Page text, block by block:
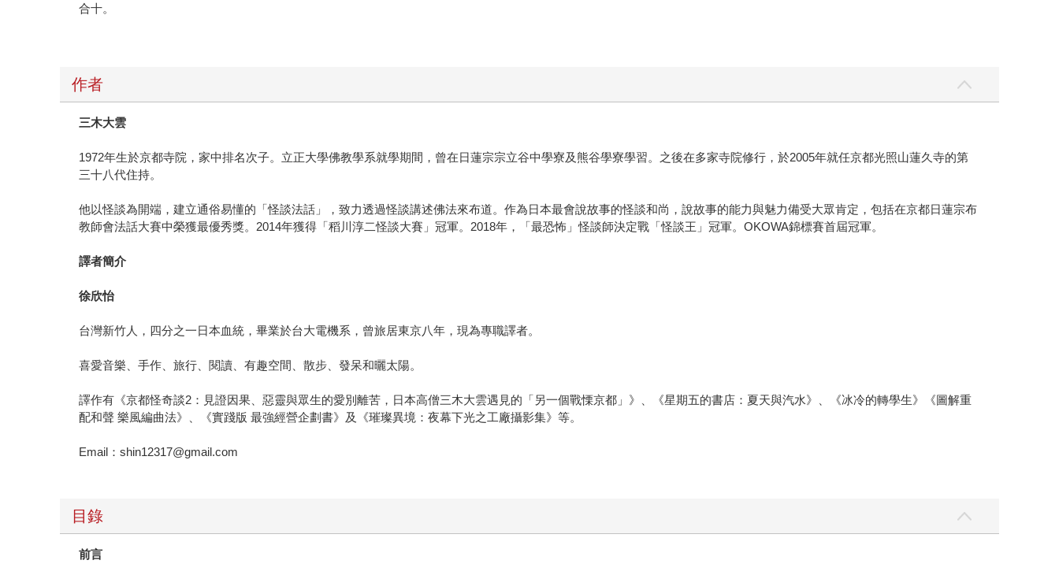
合十。
作者
三木大雲
1972年生於京都寺院，家中排名次子。立正大學佛教學系就學期間，曾在日蓮宗宗立谷中學寮及熊谷學寮學習。之後在多家寺院修行，於2005年就任京都光照山蓮久寺的第
三十八代住持。
他以怪談為開端，建立通俗易懂的「怪談法話」，致力透過怪談講述佛法來布道。作為日本最會說故事的怪談和尚，說故事的能力與魅力備受大眾肯定，包括在京都日蓮宗布
教師會法話大賽中榮獲最優秀獎。2014年獲得「稻川淳二怪談大賽」冠軍。2018年，「最恐怖」怪談師決定戰「怪談王」冠軍。OKOWA錦標賽首屆冠軍。
譯者簡介
徐欣怡
台灣新竹人，四分之一日本血統，畢業於台大電機系，曾旅居東京八年，現為專職譯者。
喜愛音樂、手作、旅行、閱讀、有趣空間、散步、發呆和曬太陽。
譯作有《京都怪奇談2：見證因果、惡靈與眾生的愛別離苦，日本高僧三木大雲遇見的「另一個戰慄京都」》、《星期五的書店：夏天與汽水》、《冰冷的轉學生》《圖解重
配和聲 樂風編曲法》、《實踐版 最強經營企劃書》及《璀璨異境：夜幕下光之工廠攝影集》等。
Email：shin12317@gmail.com
目錄
前言